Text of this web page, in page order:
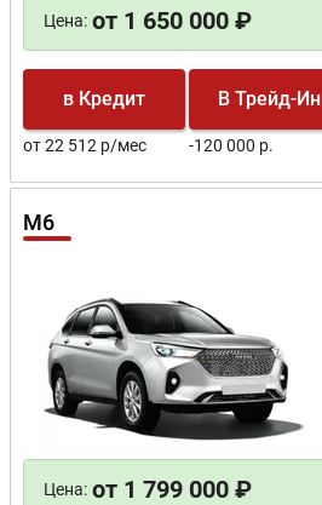
Цена: от 1 650 000 ₽
в Кредит
от 22 512 р/мес
В Трейд-Ин
-120 000 р.
M6
Цена: от 1 799 000 ₽